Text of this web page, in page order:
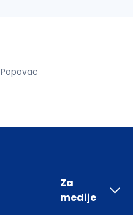
Popovac
Za
medije